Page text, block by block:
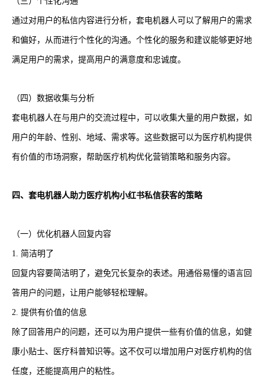
通过对用户的私信内容进行分析，套电机器人可以了解用户的需求
和偏好，从而进行个性化的沟通。个性化的服务和建议能够更好地
满足用户的需求，提高用户的满意度和忠诚度。
（四）数据收集与分析
套电机器人在与用户的交流过程中，可以收集大量的用户数据，如
用户的年龄、性别、地域、需求等。这些数据可以为医疗机构提供
有价值的市场洞察，帮助医疗机构优化营销策略和服务内容。
四、套电机器人助力医疗机构小红书私信获客的策略
（一）优化机器人回复内容
1. 简洁明了
回复内容要简洁明了，避免冗长复杂的表述。用通俗易懂的语言回
答用户的问题，让用户能够轻松理解。
2. 提供有价值的信息
除了回答用户的问题，还可以为用户提供一些有价值的信息，如健
康小贴士、医疗科普知识等。这不仅可以增加用户对医疗机构的信
任度，还能提高用户的粘性。